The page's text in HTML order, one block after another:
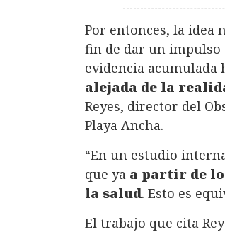
Por entonces, la idea
fin de dar un impulso
evidencia acumulada
alejada de la
Reyes, director del
Playa Ancha.
“En un estudio
que ya a partir de
la salud. Esto es
El trabajo que cita